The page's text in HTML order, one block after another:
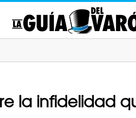
la infidelidad